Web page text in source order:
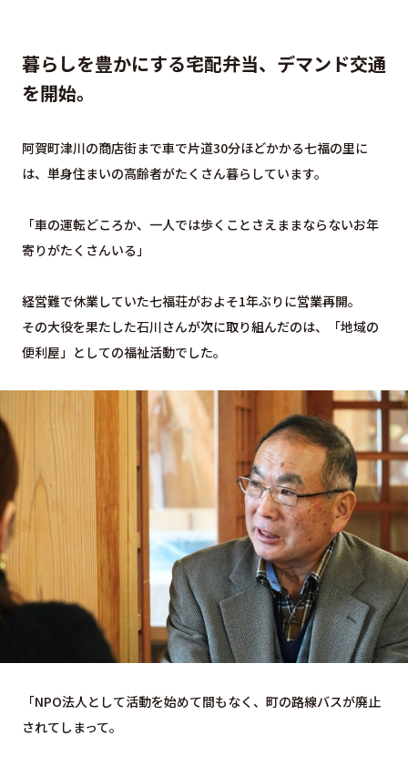
暮らしを豊かにする宅配弁当、デマンド交通
を開始。
阿賀町津川の商店街まで車で片道30分ほどかかる七福の里に
は、単身住まいの高齢者がたくさん暮らしています。
「車の運転どころか、一人では歩くことさえままならないお年
寄りがたくさんいる」
経営難で休業していた七福荘がおよそ1年ぶりに営業再開。
その大役を果たした石川さんが次に取り組んだのは、「地域の
便利屋」としての福祉活動でした。
「NPO法人として活動を始めて間もなく、町の路線バスが廃止
されてしまって。